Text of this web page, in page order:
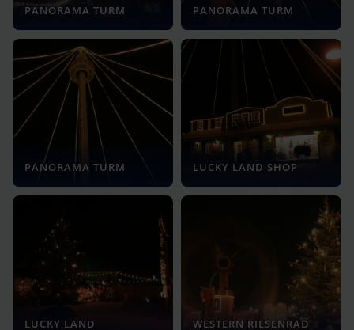
PANORAMA TURM PANORAMA TURM
PANORAMA TURM LUCKY LAND SHOP
LUCKY LAND WESTERN RIESENRAD